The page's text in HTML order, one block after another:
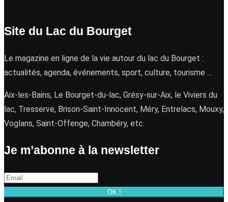
Site du Lac du Bourget
Le magazine en ligne de la vie autour du lac du Bourget :
actualités, agenda, événements, sport, culture, tourisme …
Aix-les-Bains, Le Bourget-du-lac, Grésy-sur-Aix, le Viviers du
lac, Tresserve, Brison-Saint-Innocent, Méry, Entrelacs, Mouxy,
Voglans, Saint-Offenge, Chambéry, etc.
Je m’abonne à la newsletter
OK !